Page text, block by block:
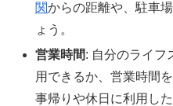
関からの距離や、駐車
ょう。
営業時間: 自分のライフ
用できるか、営業時間
事帰りや休日に利用し